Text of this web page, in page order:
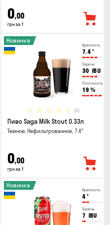
0,00
грн за 1
Крепость
7.4°
Горечь
30 IBU
Плотность
19 %
(0)
Новинка
Пиво Saga Milk Stout 0.33л
Темное, Нефильтрованное, 7.4°
0,00
грн за 1
Крепость
4°
Горечь
7 IBU
Новинка